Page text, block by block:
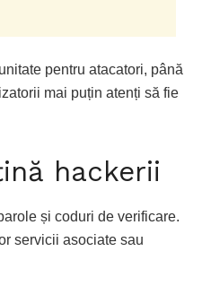
pentru atacatori, până
mai puțin atenți să fie
hackerii
și coduri de verificare.
servicii asociate sau